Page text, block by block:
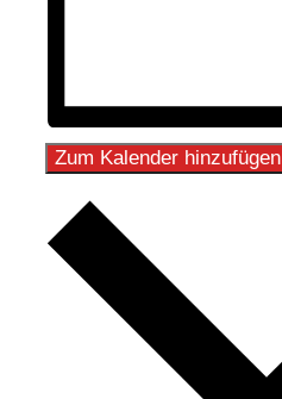
Zum Kalender hinzufügen